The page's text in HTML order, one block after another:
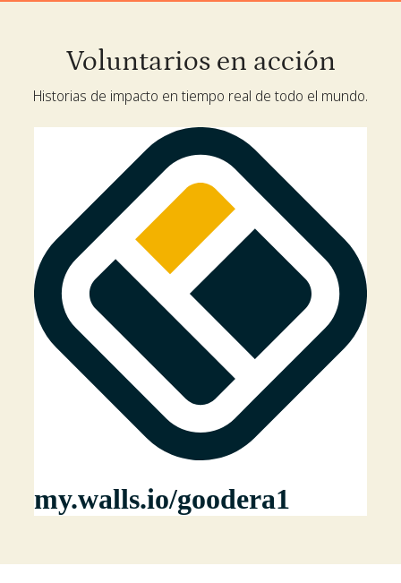
Voluntarios en acción
Historias de impacto en tiempo real de todo el mundo.